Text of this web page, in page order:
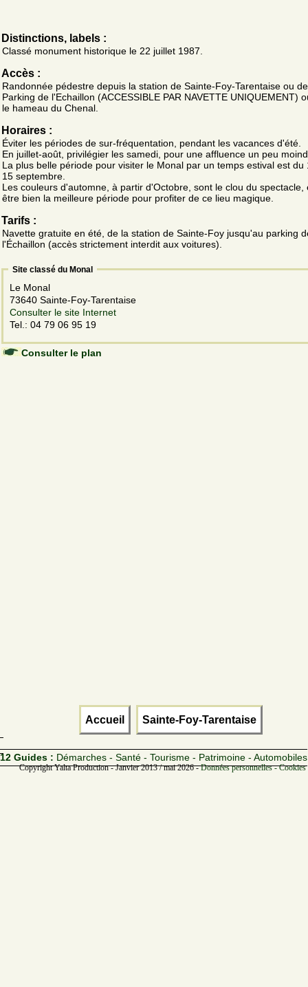
Distinctions, labels :
Classé monument historique le 22 juillet 1987.
Accès :
Randonnée pédestre depuis la station de Sainte-Foy-Tarentaise ou
Parking de l'Echaillon (ACCESSIBLE PAR NAVETTE UNIQUEMENT)
le hameau du Chenal.
Horaires :
Éviter les périodes de sur-fréquentation, pendant les vacances d'été.
En juillet-août, privilégier les samedi, pour une affluence un peu
La plus belle période pour visiter le Monal par un temps estival est du
15 septembre.
Les couleurs d'automne, à partir d'Octobre, sont le clou du spectacle,
être bien la meilleure période pour profiter de ce lieu magique.
Tarifs :
Navette gratuite en été, de la station de Sainte-Foy jusqu'au parking
l'Échaillon (accès strictement interdit aux voitures).
Site classé du Monal
Le Monal
73640 Sainte-Foy-Tarentaise
Consulter le site Internet
Tel.: 04 79 06 95 19
Consulter le plan
Accueil Sainte-Foy-Tarentaise
12 Guides : Démarches - Santé - Tourisme - Patrimoine - Automobiles
Copyright Yalta Production - Janvier 2013 / mai 2026 -Données personnelles -